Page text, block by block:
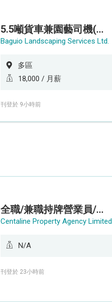
5.5噸貨車兼園藝司機(港九新界)
Baguio Landscaping Services Ltd.
多區
18,000 / 月薪
刊登於 9小時前
全職/兼職持牌營業員/持牌地產代理 (貝沙灣/薄扶林/山頂南)
Centaline Property Agency Limited
N/A
刊登於 23小時前